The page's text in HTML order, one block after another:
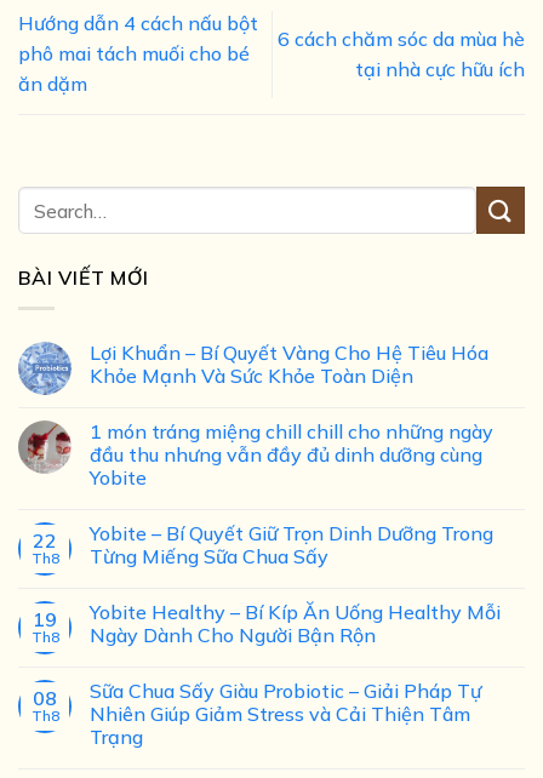
Hướng dẫn 4 cách nấu bột
phô mai tách muối cho bé
ăn dặm
6 cách chăm sóc da mùa hè
tại nhà cực hữu ích
BÀI VIẾT MỚI
Lợi Khuẩn – Bí Quyết Vàng Cho Hệ Tiêu Hóa
Khỏe Mạnh Và Sức Khỏe Toàn Diện
1 món tráng miệng chill chill cho những ngày
đầu thu nhưng vẫn đầy đủ dinh dưỡng cùng
Yobite
22
Th8
Yobite – Bí Quyết Giữ Trọn Dinh Dưỡng Trong
Từng Miếng Sữa Chua Sấy
19
Th8
Yobite Healthy – Bí Kíp Ăn Uống Healthy Mỗi
Ngày Dành Cho Người Bận Rộn
08
Th8
Sữa Chua Sấy Giàu Probiotic – Giải Pháp Tự
Nhiên Giúp Giảm Stress và Cải Thiện Tâm
Trạng